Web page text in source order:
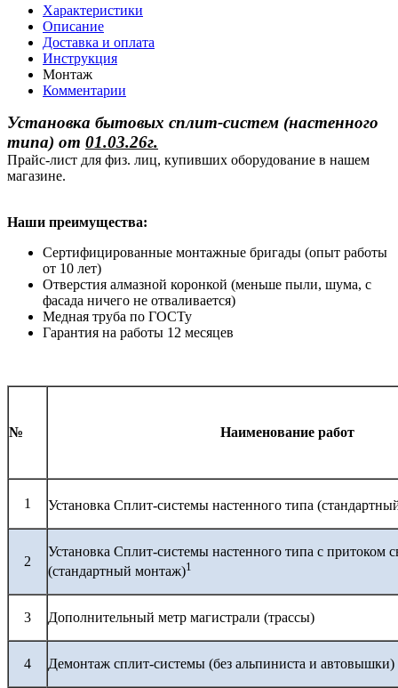
Характеристики
Описание
Доставка и оплата
Инструкция
Монтаж
Комментарии
Установка бытовых сплит-систем (настенного
типа) от 01.03.26г.
Прайс-лист для физ. лиц, купивших оборудование в нашем
магазине.
Наши преимущества:
Сертифицированные монтажные бригады (опыт работы
от 10 лет)
Отверстия алмазной коронкой (меньше пыли, шума, с
фасада ничего не отваливается)
Медная труба по ГОСТу
Гарантия на работы 12 месяцев
№ Наименование работ
1 Установка Сплит-системы настенного типа
2
Установка Сплит-системы настенного типа с притоком
(стандартный монтаж)1
3 Дополнительный метр магистрали (трассы)
4 Демонтаж сплит-системы (без альпиниста и автовышки)